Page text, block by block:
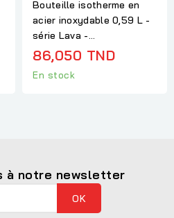
Bouteille isotherme en
acier inoxydable 0,59 L -
série Lava -...
86,050 TND
En stock
à notre newsletter